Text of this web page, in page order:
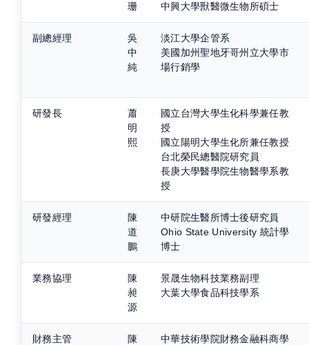
珊
中興大學獸醫微生物所碩士
副總經理
吳
中
純
淡江大學企管系
美國加州聖地牙哥州立大學市
場行銷學
研發長
蕭
明
熙
國立台灣大學生化科學兼任教
授
國立陽明大學生化所兼任教授
台北榮民總醫院研究員
長庚大學醫學院生物醫學系教
授
研發經理
陳
道
鵬
中研院生醫所博士後研究員
Ohio State University 統計學
博士
業務協理
陳
昶
源
景晟生物科技業務副理
大葉大學食品科技學系
財務主管
陳
中華技術學院財務金融科商學